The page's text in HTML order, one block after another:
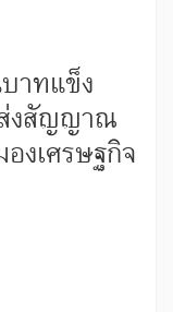
าทแข็ง
งสัญญาณ
งเศรษฐกิจ